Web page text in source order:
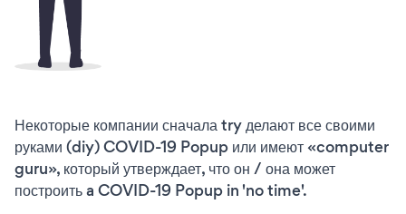
Некоторые компании сначала try делают все своими
руками (diy) COVID-19 Popup или имеют «computer
guru», который утверждает, что он / она может
построить a COVID-19 Popup in 'no time'.